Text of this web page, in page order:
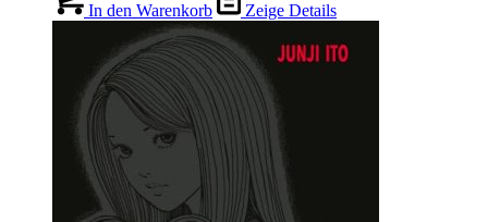
In den Warenkorb Zeige Details